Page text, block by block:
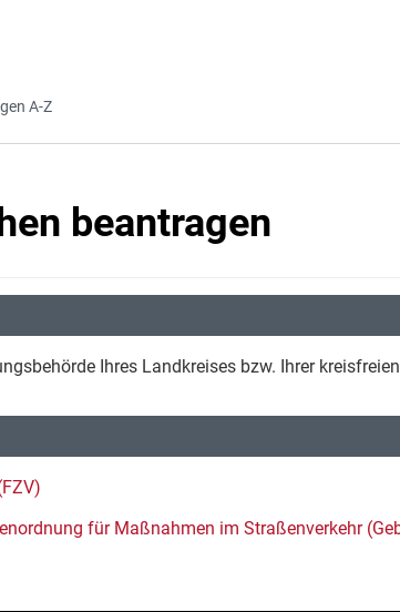
A-Z
beantragen
Ihres Landkreises bzw. Ihrer
für Maßnahmen im Straßenverkehr